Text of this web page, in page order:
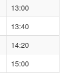
13:00
13:40
14:20
15:00